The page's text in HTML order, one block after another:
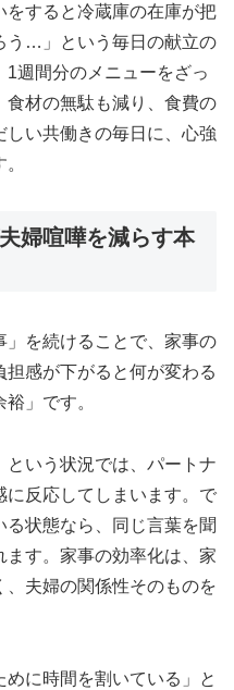
をすると冷蔵庫の在庫が把
う…」という毎日の献立の
週間分のメニューをざっ
食材の無駄も減り、食費の
い共働きの毎日に、心強
婦喧嘩を減らす本
」を続けることで、家事の
感が下がると何が変わる
」です。
いう状況では、パートナ
に反応してしまいます。で
る状態なら、同じ言葉を聞
す。家事の効率化は、家
夫婦の関係性そのものを
に時間を割いている」と